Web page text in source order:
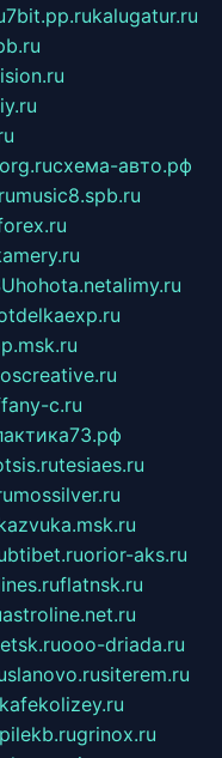
7bit.pp.rukalugatur.ru
схема-авто.рф
music8.spb.ru
hohota.netalimy.ru
c.ru
tesiaes.ru
mossilver.ru
orior-aks.ru
flatnsk.ru
astroline.net.ru
ooo-driada.ru
siterem.ru
kafekolizey.ru
grinox.ru